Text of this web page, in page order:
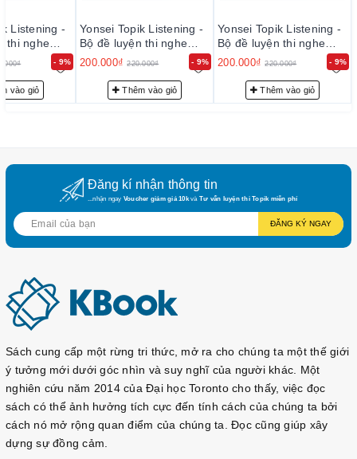
Với cách bố trí các câu hỏi luyện tập như trên, bộ Yonsei này
có ưu điểm rất lớn :
+ Người học được luyện tập theo mức độ khó tăng dần
+ Người học được luyện tập liên tục và nhuần nhuyễn theo
từng loại hình 유형
thật nên người học thu được rất nhiều lợi ích trong quá trình
chuẩn bị học thi
Theo kinh nghiệm ôn thi của các bạn đã từng sử dụng bộ
Yonsei nàythì ôn luyện khoảng 5 đề một cách trơn tru đến câu
30 đọc và nghe bạn có thể đạt Topik 3 dễ dàng. Nếu ôn hết
Vậy bạn còn chần chờ gì nữa để sở hữu ích bộ sách
luyện đề Yonsei số dzách này ^^
IV. CAM KẾT CHẤT LƯỢNG
1. Sách rấp đẹp: bìa màu, cán ni lông, kéo đóng gáy, giấy
in loại tốt nhất: trắng, dày ( không phải loại giấy photo mỏng
và đen nhẻm như một số chỗ )
2. Sách kèm đĩa CD hoặc File nghe gửi link download ( xin
chát qua fanpage:
- 9%
Listening -
thi nghe
vào giỏ
- 9%
Yonsei Topik Listening -
Bộ đề luyện thi nghe
Topik II
200.000₫ 220.000₫
Thêm vào giỏ
- 9%
Yonsei Topik Listening -
Bộ đề luyện thi nghe
Topik II
200.000₫ 220.000₫
Thêm vào giỏ
Đăng kí nhận thông tin
...nhận ngay Voucher giảm giá 10kvà Tư vấn luyện thi Topik miễn phí
ĐĂNG KÝ NGAY
Sách cung cấp một rừng tri thức, mở ra cho chúng ta một thế giới
ý tưởng mới dưới góc nhìn và suy nghĩ của người khác. Một
nghiên cứu năm 2014 của Đại học Toronto cho thấy, việc đọc
sách có thể ảnh hưởng tích cực đến tính cách của chúng ta bởi
cách nó mở rộng quan điểm của chúng ta. Đọc cũng giúp xây
dựng sự đồng cảm.